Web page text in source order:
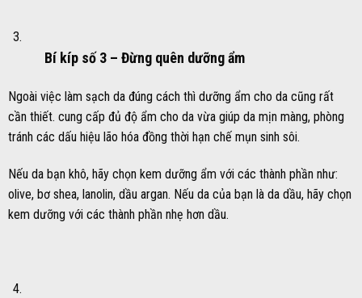
Bí kíp số 3 – Đừng quên dưỡng ẩm
Ngoài việc làm sạch da đúng cách thì dưỡng ẩm cho da cũng rất
cần thiết. cung cấp đủ độ ẩm cho da vừa giúp da mịn màng, phòng
tránh các dấu hiệu lão hóa đồng thời hạn chế mụn sinh sôi.
Nếu da bạn khô, hãy chọn kem dưỡng ẩm với các thành phần như:
olive, bơ shea, lanolin, dầu argan. Nếu da của bạn là da dầu, hãy chọn
kem dưỡng với các thành phần nhẹ hơn dầu.